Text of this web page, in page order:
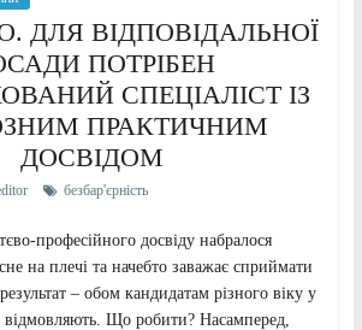
ДЛЯ ВІДПОВІДАЛЬНОЇ
ПОТРІБЕН
СПЕЦІАЛІСТ ІЗ
ПРАКТИЧНИМ
ДОСВІДОМ
безбар'єрність
професійного досвіду набралося
на плечі та начебто заважає сприймати
– обом кандидатам різного віку у
відмовляють. Що робити? Насамперед,